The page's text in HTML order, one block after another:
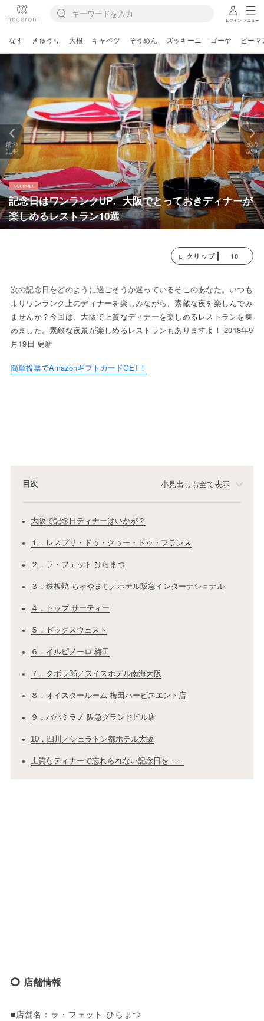
ログイン メニュー
なす きゅうり 大根 キャベツ そうめん ズッキーニ ゴーヤ ピーマ
記念日はワンランクUP♩大阪でとっておきディナーが
楽しめるレストラン10選
前の
記事
次の
記事
クリップ 10
次の記念日をどのように過ごそうか迷っているそこのあなた。いつも
よりワンランク上のディナーを楽しみながら、素敵な夜を楽しんでみ
ませんか？今回は、大阪で上質なディナーを楽しめるレストランを集
めました。素敵な夜景が楽しめるレストランもありますよ！ 2018年9
月19日 更新
簡単投票でAmazonギフトカードGET！
目次 小見出しも全て表示
大阪で記念日ディナーはいかが？
１．レスプリ・ドゥ・クゥー・ドゥ・フランス
２．ラ・フェット ひらまつ
３．鉄板焼 ちゃやまち／ホテル阪急インターナショナル
４．トップ サーティー
５．ゼックスウェスト
６．イルピノーロ 梅田
７．タボラ36／スイスホテル南海大阪
８．オイスタールーム 梅田ハービスエント店
９．パパミラノ 阪急グランドビル店
10．四川／シェラトン都ホテル大阪
上質なディナーで忘れられない記念日を……
店舗情報
■店舗名：ラ・フェット ひらまつ